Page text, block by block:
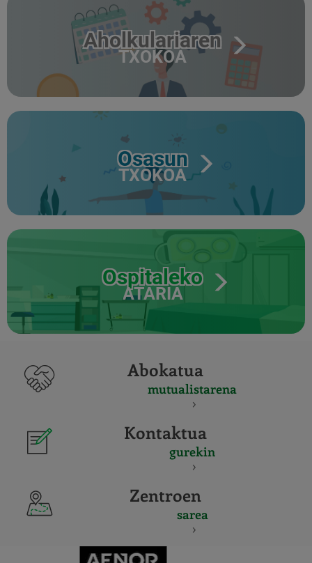
Aholkulariaren
TXOKOA
Osasun
TXOKOA
Ospitaleko
ATARIA
Abokatua
mutualistarena
Kontaktua
gurekin
Zentroen
sarea